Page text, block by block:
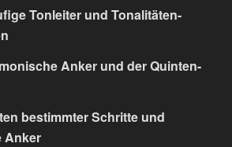
Tonleiter und Tonalitäten-
Anker und der Quinten-
bestimmter Schritte und
Anker